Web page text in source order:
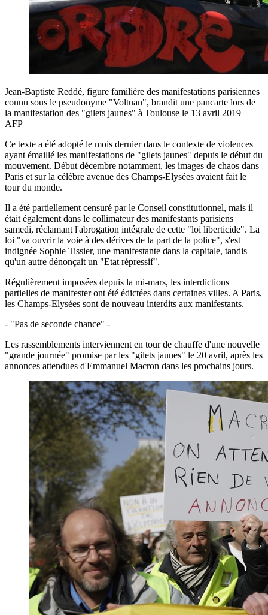
Jean-Baptiste Reddé, figure familière des manifestations parisiennes
connu sous le pseudonyme "Voltuan", brandit une pancarte lors de
la manifestation des "gilets jaunes" à Toulouse le 13 avril 2019
AFP
Ce texte a été adopté le mois dernier dans le contexte de violences
ayant émaillé les manifestations de "gilets jaunes" depuis le début du
mouvement. Début décembre notamment, les images de chaos dans
Paris et sur la célèbre avenue des Champs-Elysées avaient fait le
tour du monde.
Il a été partiellement censuré par le Conseil constitutionnel, mais il
était également dans le collimateur des manifestants parisiens
samedi, réclamant l'abrogation intégrale de cette "loi liberticide". La
loi "va ouvrir la voie à des dérives de la part de la police", s'est
indignée Sophie Tissier, une manifestante dans la capitale, tandis
qu'un autre dénonçait un "Etat répressif".
Régulièrement imposées depuis la mi-mars, les interdictions
partielles de manifester ont été édictées dans certaines villes. A Paris,
les Champs-Elysées sont de nouveau interdits aux manifestants.
- "Pas de seconde chance" -
Les rassemblements interviennent en tour de chauffe d'une nouvelle
"grande journée" promise par les "gilets jaunes" le 20 avril, après les
annonces attendues d'Emmanuel Macron dans les prochains jours.